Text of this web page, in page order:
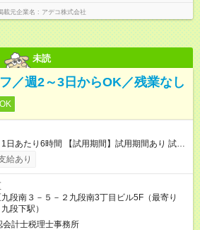
載元企業名 アデコ株式会社
未読
／週2～3日からOK／残業なし
試用期間】試用期間あり 試用
月 雇用形態、給与は本採用時と同じです。
給あり
段南３－５－２九段南3丁目ビル5F（最寄り
段下駅）
会計士税理士事務所